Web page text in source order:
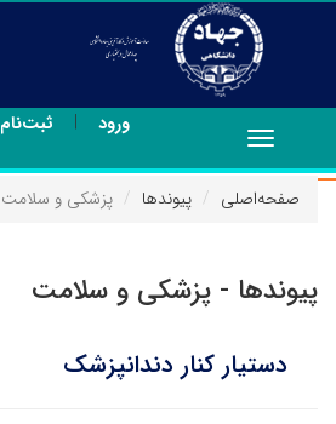
ورود | ثبت‌نام
Toggle
navigation
صفحه‌اصلی
پیوندها پزشکی و سلامت
پیوندها - پزشکی و سلامت
دستیار کنار دندانپزشک